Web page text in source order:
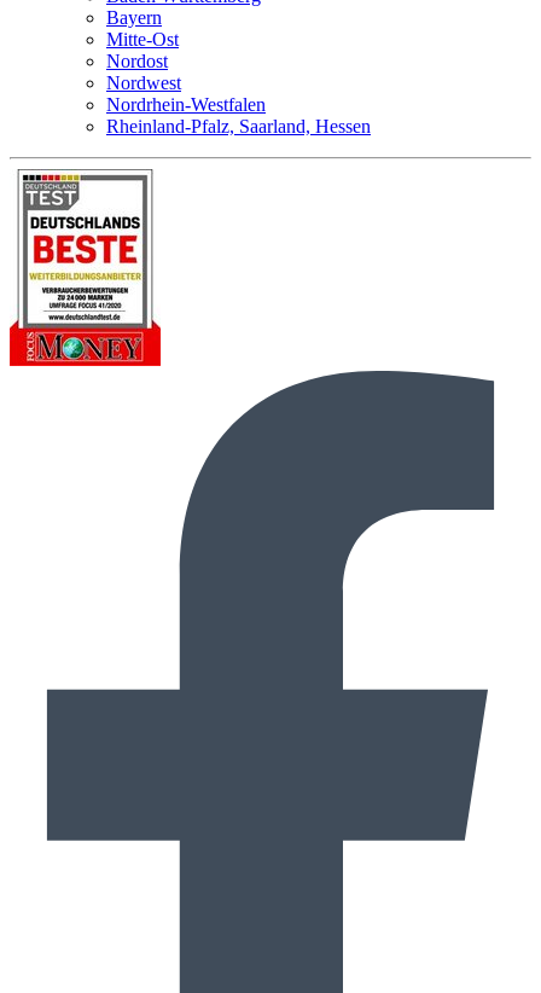
Bayern
Mitte-Ost
Nordost
Nordwest
Nordrhein-Westfalen
Rheinland-Pfalz, Saarland, Hessen